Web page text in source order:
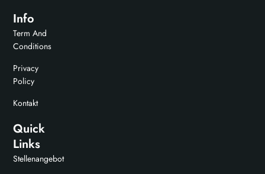
Info
Term And
Conditions
Privacy
Policy
Kontakt
Quick
Links
Stellenangebot